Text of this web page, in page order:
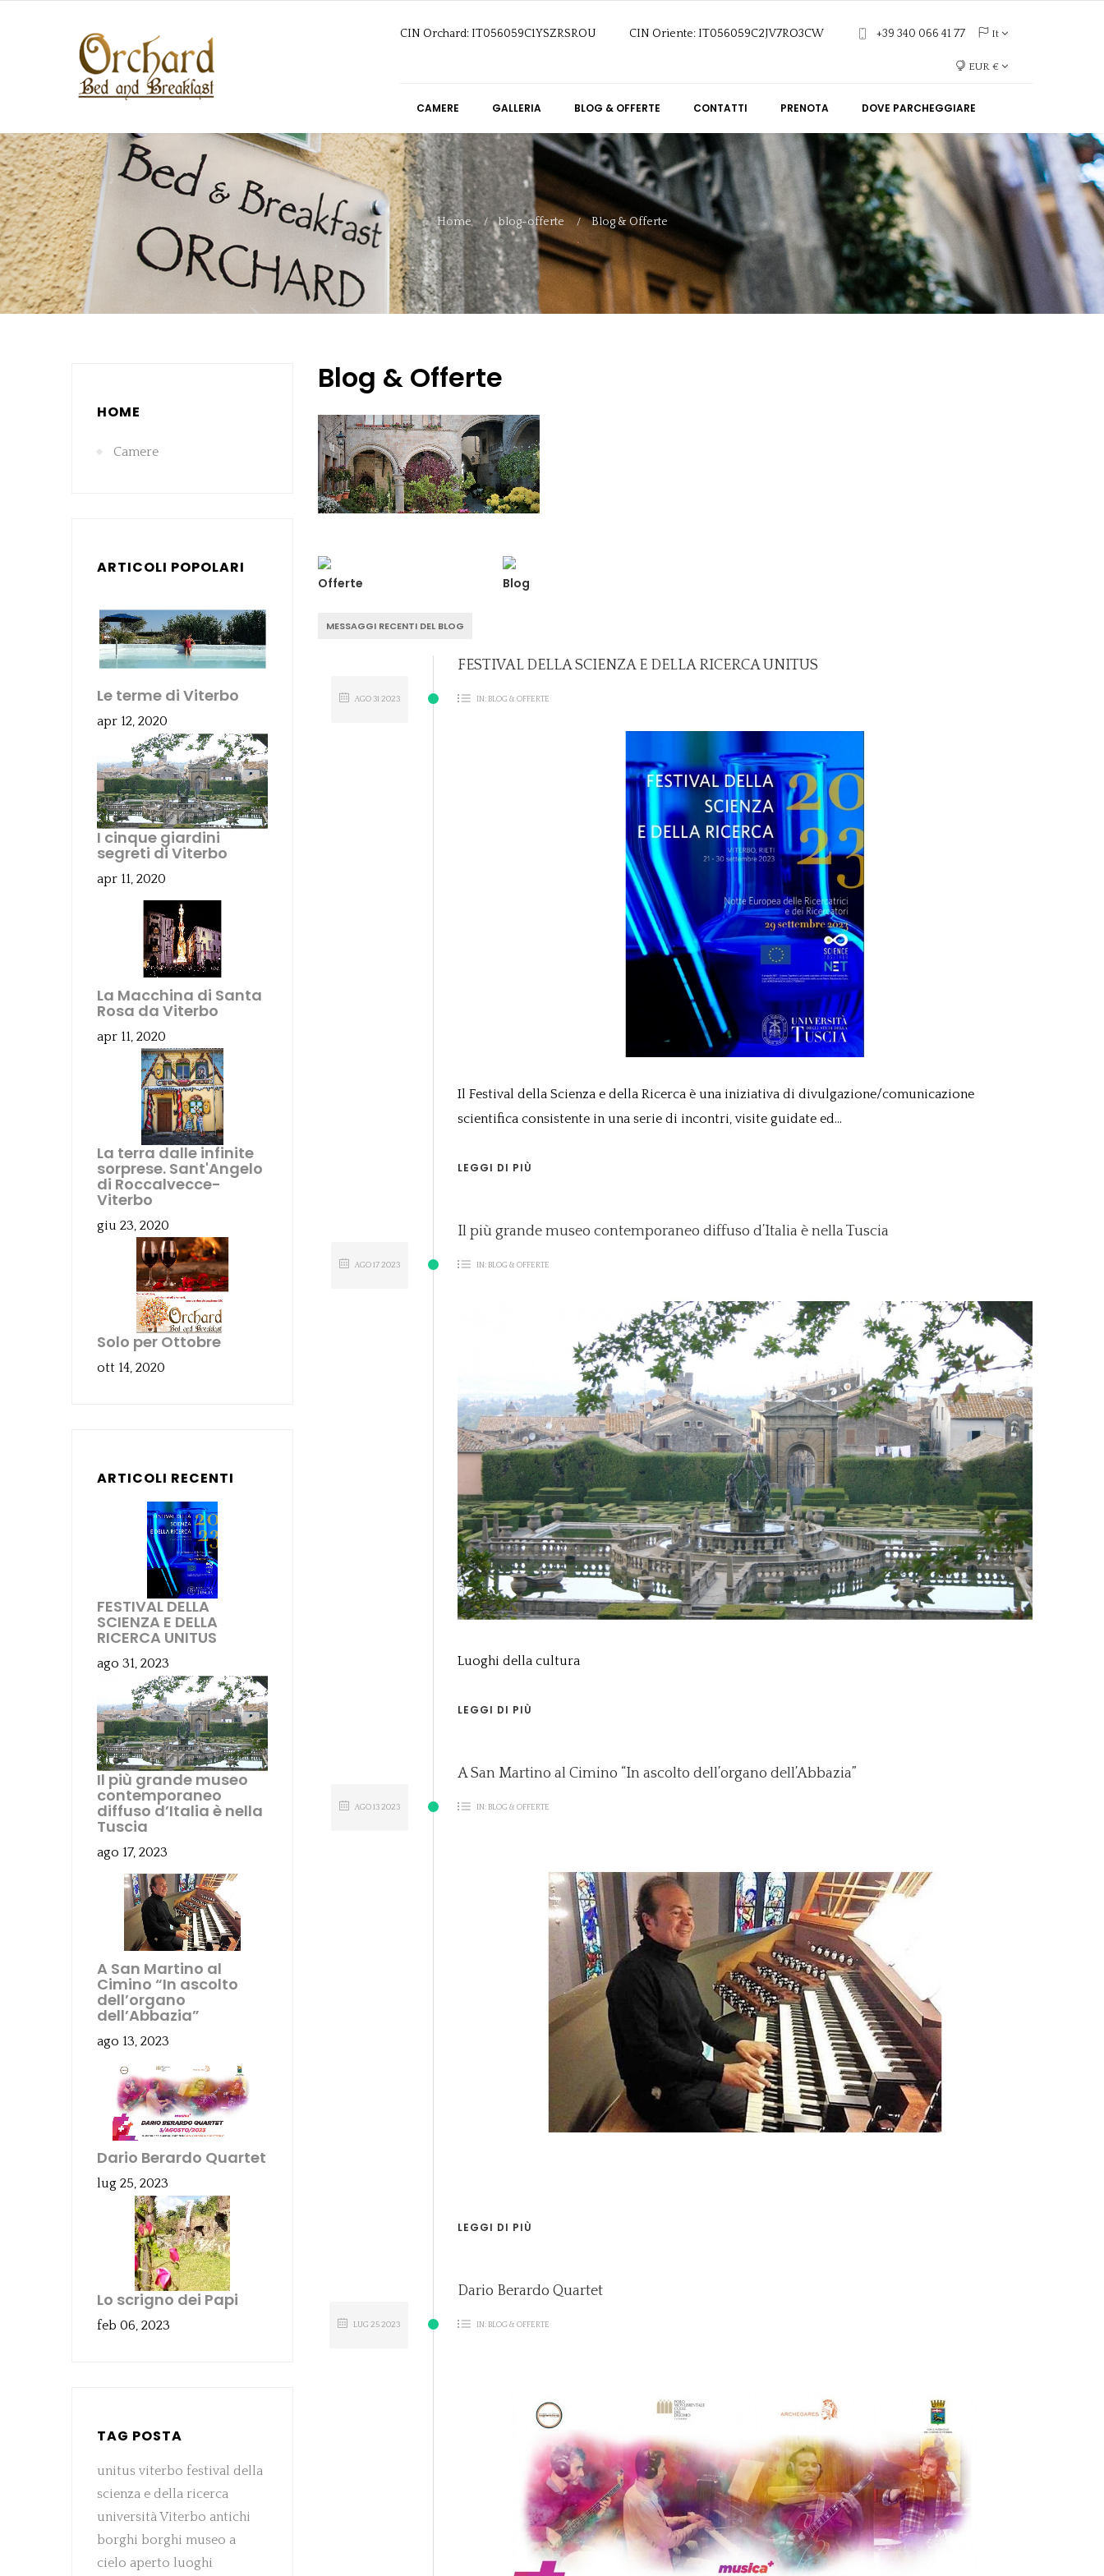
CIN Orchard: IT056059C1YSZRSROU CIN Oriente: IT056059C2JV7RO3CW +39 340 066 41 77 It
EUR €
CAMERE GALLERIA BLOG & OFFERTE CONTATTI PRENOTA DOVE PARCHEGGIARE
Home blog-offerte Blog & Offerte
HOME
Camere
ARTICOLI POPOLARI
Le terme di Viterbo
apr 12, 2020
I cinque giardini
segreti di Viterbo
apr 11, 2020
La Macchina di Santa
Rosa da Viterbo
apr 11, 2020
La terra dalle infinite
sorprese. Sant'Angelo
di Roccalvecce-
Viterbo
giu 23, 2020
Solo per Ottobre
ott 14, 2020
ARTICOLI RECENTI
FESTIVAL DELLA
SCIENZA E DELLA
RICERCA UNITUS
ago 31, 2023
Il più grande museo
contemporaneo
diffuso d’Italia è nella
Tuscia
ago 17, 2023
A San Martino al
Cimino “In ascolto
dell’organo
dell’Abbazia”
ago 13, 2023
Dario Berardo Quartet
lug 25, 2023
Lo scrigno dei Papi
feb 06, 2023
TAG POSTA
unitus viterbo festival della
scienza e della ricerca
università Viterbo antichi
borghi borghi museo a
cielo aperto luoghi
Blog & Offerte
Offerte Blog
MESSAGGI RECENTI DEL BLOG
FESTIVAL DELLA SCIENZA E DELLA RICERCA UNITUS
IN: BLOG & OFFERTE
AGO 31 2023
Il Festival della Scienza e della Ricerca è una iniziativa di divulgazione/comunicazione
scientifica consistente in una serie di incontri, visite guidate ed...
LEGGI DI PIÙ
Il più grande museo contemporaneo diffuso d’Italia è nella Tuscia
IN: BLOG & OFFERTE
AGO172023
Luoghi della cultura
LEGGI DI PIÙ
A San Martino al Cimino “In ascolto dell’organo dell’Abbazia”
IN: BLOG & OFFERTE
AGO132023
LEGGI DI PIÙ
Dario Berardo Quartet
IN: BLOG & OFFERTE
LUG 252023